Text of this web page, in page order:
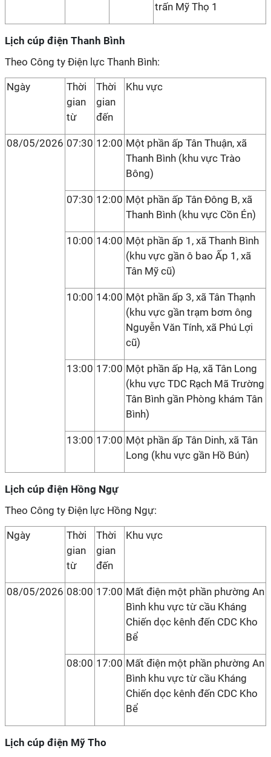
trấn Mỹ Thọ 1
Lịch cúp điện Thanh Bình
Theo Công ty Điện lực Thanh Bình:
Ngày
Thời
gian
từ
Thời
gian
đến
Khu vực
08/05/2026 07:30 12:00 Một phần ấp Tân Thuận, xã
Thanh Bình (khu vực Trào
Bông)
07:30 12:00 Một phần ấp Tân Đông B, xã
Thanh Bình (khu vực Cồn Én)
10:00 14:00 Một phần ấp 1, xã Thanh Bình
(khu vực gần ô bao Ấp 1, xã
Tân Mỹ cũ)
10:00 14:00 Một phần ấp 3, xã Tân Thạnh
(khu vực gần trạm bơm ông
Nguyễn Văn Tính, xã Phú Lợi
cũ)
13:00 17:00 Một phần ấp Hạ, xã Tân Long
(khu vực TDC Rạch Mã Trường
Tân Bình gần Phòng khám Tân
Bình)
13:00 17:00 Một phần ấp Tân Dinh, xã Tân
Long (khu vực gần Hồ Bún)
Lịch cúp điện Hồng Ngự
Theo Công ty Điện lực Hồng Ngự:
Ngày
Thời
gian
từ
Thời
gian
đến
Khu vực
08/05/2026 08:00 17:00 Mất điện một phần phường An
Bình khu vực từ cầu Kháng
Chiến dọc kênh đến CDC Kho
Bể
08:00 17:00 Mất điện một phần phường An
Bình khu vực từ cầu Kháng
Chiến dọc kênh đến CDC Kho
Bể
Lịch cúp điện Mỹ Tho